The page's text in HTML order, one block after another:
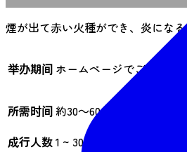
煙が出て赤い火種ができ、炎になる
举办期间 ホームページでご確認く
所需时间約30～60分
成行人数1 ~ 30人